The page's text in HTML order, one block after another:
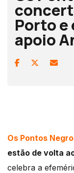
Porto e
apoio
Os Pontos
estão de volta
celebra a